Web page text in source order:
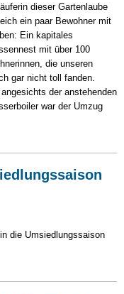
dieser Gartenlaube
ein paar Bewohner mit
Ein kapitales
mit über 100
die unseren
gar nicht toll fanden.
der anstehenden
war der Umzug
die Umsiedlungssaison